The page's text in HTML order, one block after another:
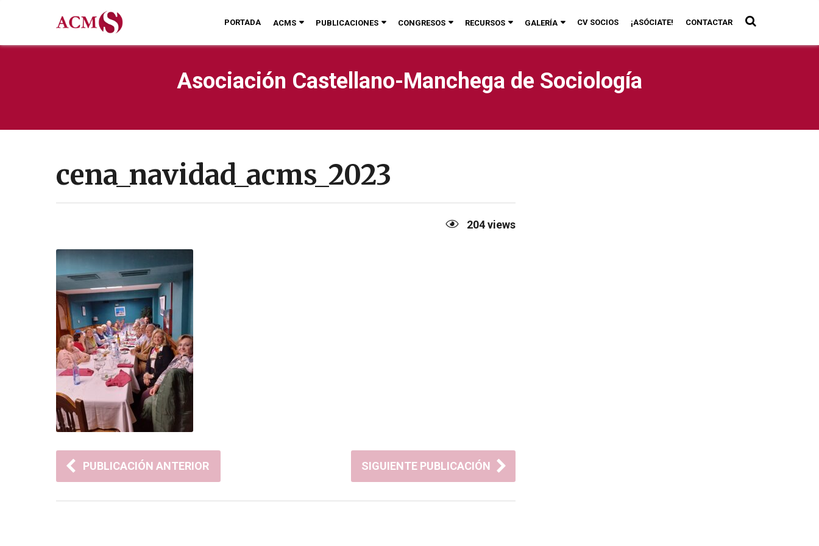
PORTADA ACMS PUBLICACIONES CONGRESOS RECURSOS GALERÍA CV SOCIOS ¡ASÓCIATE! CONTACTAR
Asociación Castellano-Manchega de Sociología
cena_navidad_acms_2023
204views
PUBLICACIÓN ANTERIOR SIGUIENTE PUBLICACIÓN